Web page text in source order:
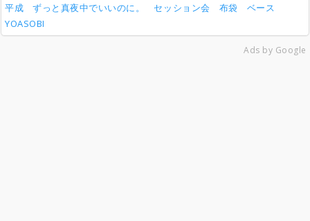
平成
ずっと真夜中でいいのに。 セッション会 布袋
ベース
YOASOBI
Ads by Google